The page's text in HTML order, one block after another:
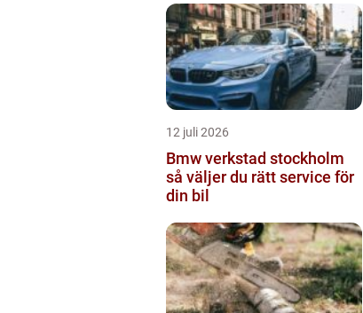
12 juli 2026
Bmw verkstad stockholm
så väljer du rätt service för
din bil